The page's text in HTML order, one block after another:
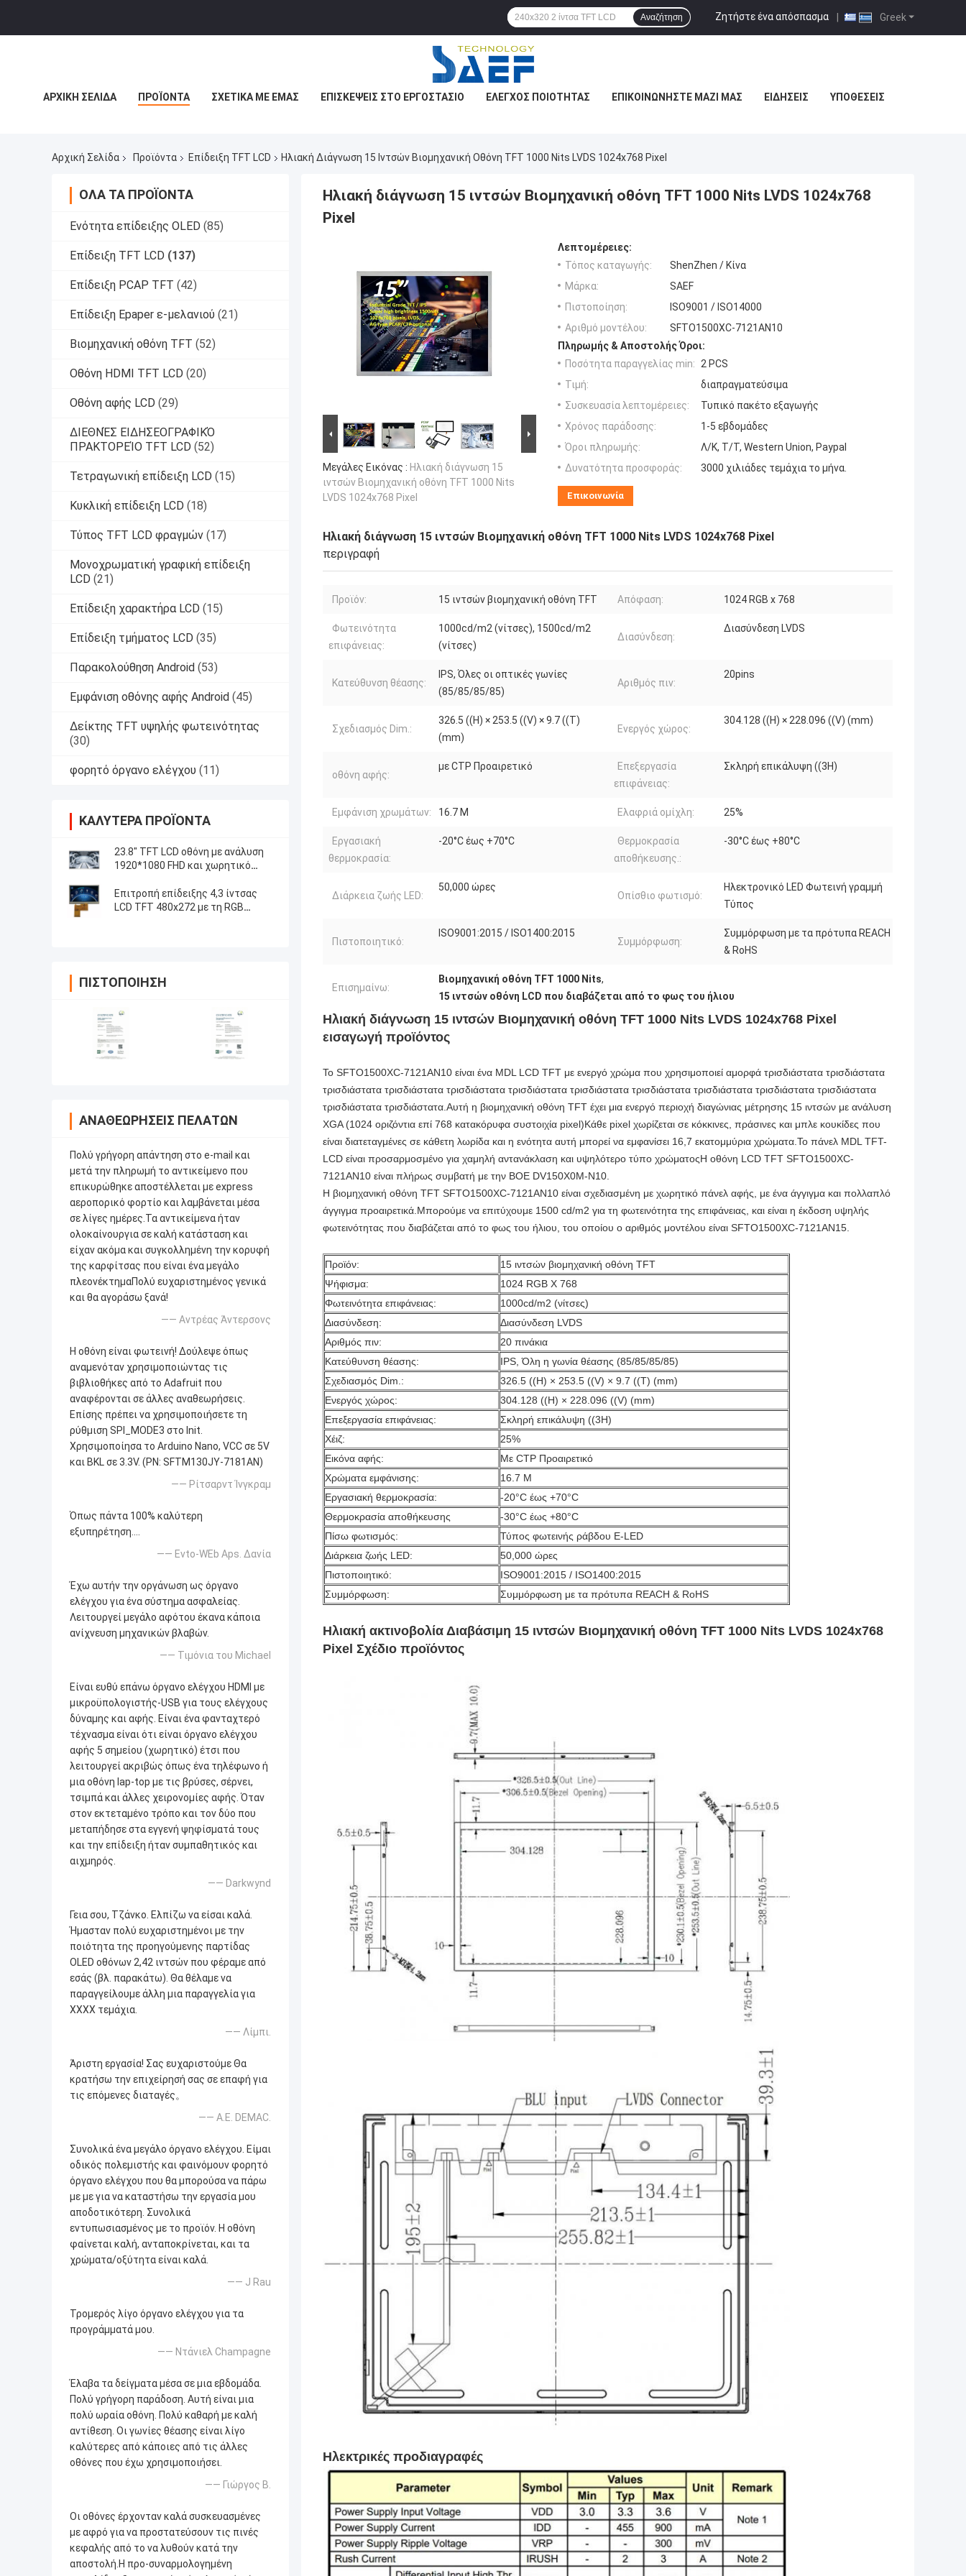
Greek
Ζητήστε ένα απόσπασμα |
Αναζήτηση
ΑΡΧΙΚΉ ΣΕΛΊΔΑ ΠΡΟΪΌΝΤΑ ΣΧΕΤΙΚΆ ΜΕ ΕΜΆΣ ΕΠΙΣΚΈΨΕΙΣ ΣΤΟ ΕΡΓΟΣΤΆΣΙΟ ΈΛΕΓΧΟΣ ΠΟΙΌΤΗΤΑΣ ΕΠΙΚΟΙΝΩΝΉΣΤΕ ΜΑΖΊ ΜΑΣ ΕΙΔΉΣΕΙΣ ΥΠΟΘΈΣΕΙΣ
Αρχική Σελίδα Προϊόντα Επίδειξη TFT LCD Ηλιακή Διάγνωση 15 Ιντσών Βιομηχανική Οθόνη TFT 1000 Nits LVDS 1024x768 Pixel
ΌΛΑ ΤΑ ΠΡΟΪΌΝΤΑ
Ενότητα επίδειξης OLED (85)
Επίδειξη TFT LCD (137)
Επίδειξη PCAP TFT (42)
Επίδειξη Epaper ε-μελανιού (21)
Βιομηχανική οθόνη TFT (52)
Οθόνη HDMI TFT LCD (20)
Οθόνη αφής LCD (29)
ΔΙΕΘΝΈΣ ΕΙΔΗΣΕΟΓΡΑΦΙΚΌ
ΠΡΑΚΤΟΡΕΊΟ TFT LCD (52)
Τετραγωνική επίδειξη LCD (15)
Κυκλική επίδειξη LCD (18)
Τύπος TFT LCD φραγμών (17)
Μονοχρωματική γραφική επίδειξη
LCD (21)
Επίδειξη χαρακτήρα LCD (15)
Επίδειξη τμήματος LCD (35)
Παρακολούθηση Android (53)
Εμφάνιση οθόνης αφής Android (45)
Δείκτης TFT υψηλής φωτεινότητας
(30)
φορητό όργανο ελέγχου (11)
ΚΑΛΎΤΕΡΑ ΠΡΟΪΌΝΤΑ
23.8" TFT LCD οθόνη με ανάλυση
1920*1080 FHD και χωρητικό
Επιτροπή επίδειξης 4,3 ίντσας
LCD TFT 480x272 με τη RGB
ΠΙΣΤΟΠΟΊΗΣΗ
ΑΝΑΘΕΩΡΉΣΕΙΣ ΠΕΛΑΤΏΝ
Πολύ γρήγορη απάντηση στο e-mail και
μετά την πληρωμή το αντικείμενο που
επικυρώθηκε αποστέλλεται με express
αεροπορικό φορτίο και λαμβάνεται μέσα
σε λίγες ημέρες.Τα αντικείμενα ήταν
ολοκαίνουργια σε καλή κατάσταση και
είχαν ακόμα και συγκολλημένη την κορυφή
της καρφίτσας που είναι ένα μεγάλο
πλεονέκτημαΠολύ ευχαριστημένος γενικά
και θα αγοράσω ξανά!
—— Αντρέας Άντερσονς
Η οθόνη είναι φωτεινή! Δούλεψε όπως
αναμενόταν χρησιμοποιώντας τις
βιβλιοθήκες από το Adafruit που
αναφέρονται σε άλλες αναθεωρήσεις.
Επίσης πρέπει να χρησιμοποιήσετε τη
ρύθμιση SPI_MODE3 στο Init.
Χρησιμοποίησα το Arduino Nano, VCC σε 5V
και BKL σε 3.3V. (PN: SFTM130JY-7181AN)
—— Ρίτσαρντ Ίνγκραμ
Όπως πάντα 100% καλύτερη
εξυπηρέτηση....
—— Evto-WEb Aps. Δανία
Έχω αυτήν την οργάνωση ως όργανο
ελέγχου για ένα σύστημα ασφαλείας.
Λειτουργεί μεγάλο αφότου έκανα κάποια
ανίχνευση μηχανικών βλαβών.
—— Τιμόνια του Michael
Είναι ευθύ επάνω όργανο ελέγχου HDMI με
μικροϋπολογιστής-USB για τους ελέγχους
δύναμης και αφής. Είναι ένα φανταχτερό
τέχνασμα είναι ότι είναι όργανο ελέγχου
αφής 5 σημείου (χωρητικό) έτσι που
λειτουργεί ακριβώς όπως ένα τηλέφωνο ή
μια οθόνη lap-top με τις βρύσες, σέρνει,
τσιμπά και άλλες χειρονομίες αφής. Όταν
στον εκτεταμένο τρόπο και τον δύο που
μεταπήδησε στα εγγενή ψηφίσματά τους
και την επίδειξη ήταν συμπαθητικός και
αιχμηρός.
—— Darkwynd
Γεια σου, Τζάνκο. Ελπίζω να είσαι καλά.
Ήμασταν πολύ ευχαριστημένοι με την
ποιότητα της προηγούμενης παρτίδας
OLED οθόνων 2,42 ιντσών που φέραμε από
εσάς (βλ. παρακάτω). Θα θέλαμε να
παραγγείλουμε άλλη μια παραγγελία για
XXXX τεμάχια.
—— Λίμπι.
Άριστη εργασία! Σας ευχαριστούμε Θα
κρατήσω την επιχείρησή σας σε επαφή για
τις επόμενες διαταγές。
—— Α.Ε. DEMAC.
Συνολικά ένα μεγάλο όργανο ελέγχου. Είμαι
οδικός πολεμιστής και φαινόμουν φορητό
όργανο ελέγχου που θα μπορούσα να πάρω
με με για να καταστήσω την εργασία μου
αποδοτικότερη. Συνολικά
εντυπωσιασμένος με το προϊόν. Η οθόνη
φαίνεται καλή, ανταποκρίνεται, και τα
χρώματα/οξύτητα είναι καλά.
—— J Rau
Τρομερός λίγο όργανο ελέγχου για τα
προγράμματά μου.
—— Ντάνιελ Champagne
Έλαβα τα δείγματα μέσα σε μια εβδομάδα.
Πολύ γρήγορη παράδοση. Αυτή είναι μια
πολύ ωραία οθόνη. Πολύ καθαρή με καλή
αντίθεση. Οι γωνίες θέασης είναι λίγο
καλύτερες από κάποιες από τις άλλες
οθόνες που έχω χρησιμοποιήσει.
—— Γιώργος Β.
Οι οθόνες έρχονταν καλά συσκευασμένες
με αφρό για να προστατεύσουν τις πινές
κεφαλής από το να λυθούν κατά την
αποστολή.Η προ-συναρμολογημένη
Ηλιακή διάγνωση 15 ιντσών Βιομηχανική οθόνη TFT 1000 Nits LVDS 1024x768
Pixel
Μεγάλες Εικόνας : Ηλιακή διάγνωση 15
ιντσών Βιομηχανική οθόνη TFT 1000 Nits
LVDS 1024x768 Pixel
Λεπτομέρειες:
Τόπος καταγωγής:
ShenZhen / Κίνα
Μάρκα:
SAEF
Πιστοποίηση:
ISO9001 / ISO14000
Αριθμό μοντέλου:
SFTO1500XC-7121AN10
Πληρωμής & Αποστολής Όροι:
Ποσότητα παραγγελίας min: 2 PCS
Τιμή:
διαπραγματεύσιμα
Συσκευασία λεπτομέρειες:
Τυπικό πακέτο εξαγωγής
Χρόνος παράδοσης:
1-5 εβδομάδες
Όροι πληρωμής:
Λ/Κ, Τ/Τ, Western Union, Paypal
Δυνατότητα προσφοράς:
3000 χιλιάδες τεμάχια το μήνα.
Επικοινωνία
Ηλιακή διάγνωση 15 ιντσών Βιομηχανική οθόνη TFT 1000 Nits LVDS 1024x768 Pixel
περιγραφή
Προϊόν: 15 ιντσών βιομηχανική οθόνη TFT Απόφαση: 1024 RGB x 768
Φωτεινότητα
επιφάνειας:
1000cd/m2 (νίτσες), 1500cd/m2
(νίτσες)
Διασύνδεση:
Διασύνδεση LVDS
Κατεύθυνση θέασης:
IPS, Όλες οι οπτικές γωνίες
(85/85/85/85)
Αριθμός πιν:
20pins
Σχεδιασμός Dim.:
326.5 ((H) × 253.5 ((V) × 9.7 ((T)
(mm)
Ενεργός χώρος:
304.128 ((H) × 228.096 ((V) (mm)
οθόνη αφής:
με CTP Προαιρετικό
Επεξεργασία
επιφάνειας:
Σκληρή επικάλυψη ((3H)
Εμφάνιση χρωμάτων: 16.7 Μ Ελαφριά ομίχλη: 25%
Εργασιακή
θερμοκρασία:
-20°C έως +70°C
Θερμοκρασία
αποθήκευσης.:
-30°C έως +80°C
Διάρκεια ζωής LED:
50,000 ώρες
Οπίσθιο φωτισμό:
Ηλεκτρονικό LED Φωτεινή γραμμή
Τύπος
Πιστοποιητικό:
ISO9001:2015 / ISO1400:2015
Συμμόρφωση:
Συμμόρφωση με τα πρότυπα REACH
& RoHS
Επισημαίνω:
Βιομηχανική οθόνη TFT 1000 Nits,
15 ιντσών οθόνη LCD που διαβάζεται από το φως του ήλιου
Ηλιακή διάγνωση 15 ιντσών Βιομηχανική οθόνη TFT 1000 Nits LVDS 1024x768 Pixel
εισαγωγή προϊόντος
Το SFTO1500XC-7121AN10 είναι ένα MDL LCD TFT με ενεργό χρώμα που χρησιμοποιεί αμορφά τρισδιάστατα τρισδιάστατα
τρισδιάστατα τρισδιάστατα τρισδιάστατα τρισδιάστατα τρισδιάστατα τρισδιάστατα τρισδιάστατα τρισδιάστατα τρισδιάστατα
τρισδιάστατα τρισδιάστατα.Αυτή η βιομηχανική οθόνη TFT έχει μια ενεργό περιοχή διαγώνιας μέτρησης 15 ιντσών με ανάλυση
XGA (1024 οριζόντια επί 768 κατακόρυφα συστοιχία pixel)Κάθε pixel χωρίζεται σε κόκκινες, πράσινες και μπλε κουκίδες που
είναι διατεταγμένες σε κάθετη λωρίδα και η ενότητα αυτή μπορεί να εμφανίσει 16,7 εκατομμύρια χρώματα.Το πάνελ MDL TFT-
LCD είναι προσαρμοσμένο για χαμηλή αντανάκλαση και υψηλότερο τύπο χρώματοςΗ οθόνη LCD TFT SFTO1500XC-
7121AN10 είναι πλήρως συμβατή με την BOE DV150X0M-N10.
Η βιομηχανική οθόνη TFT SFTO1500XC-7121AN10 είναι σχεδιασμένη με χωρητικό πάνελ αφής, με ένα άγγιγμα και πολλαπλό
άγγιγμα προαιρετικά.Μπορούμε να επιτύχουμε 1500 cd/m2 για τη φωτεινότητα της επιφάνειας, και είναι η έκδοση υψηλής
φωτεινότητας που διαβάζεται από το φως του ήλιου, του οποίου ο αριθμός μοντέλου είναι SFTO1500XC-7121AN15.
Προϊόν:
15 ιντσών βιομηχανική οθόνη TFT
Ψήφισμα:
1024 RGB X 768
Φωτεινότητα επιφάνειας:
1000cd/m2 (νίτσες)
Διασύνδεση:
Διασύνδεση LVDS
Αριθμός πιν:
20 πινάκια
Κατεύθυνση θέασης:
IPS, Όλη η γωνία θέασης (85/85/85/85)
Σχεδιασμός Dim.:
326.5 ((H) × 253.5 ((V) × 9.7 ((T) (mm)
Ενεργός χώρος:
304.128 ((H) × 228.096 ((V) (mm)
Επεξεργασία επιφάνειας:
Σκληρή επικάλυψη ((3H)
Χέιζ:
25%
Εικόνα αφής:
Με CTP Προαιρετικό
Χρώματα εμφάνισης:
16.7 M
Εργασιακή θερμοκρασία:
-20°C έως +70°C
Θερμοκρασία αποθήκευσης
-30°C έως +80°C
Πίσω φωτισμός:
Τύπος φωτεινής ράβδου E-LED
Διάρκεια ζωής LED:
50,000 ώρες
Πιστοποιητικό:
ISO9001:2015 / ISO1400:2015
Συμμόρφωση:
Συμμόρφωση με τα πρότυπα REACH & RoHS
Ηλιακή ακτινοβολία Διαβάσιμη 15 ιντσών Βιομηχανική οθόνη TFT 1000 Nits LVDS 1024x768
Pixel Σχέδιο προϊόντος
Ηλεκτρικές προδιαγραφές